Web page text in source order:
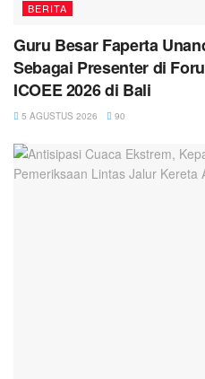
BERITA
Guru Besar Faperta
Sebagai Presenter di
ICOEE 2026 di Bali
5 AGUSTUS 2026 90